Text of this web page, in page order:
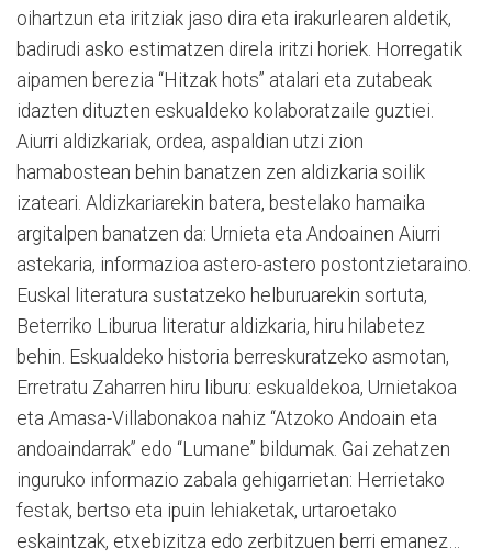
oihartzun eta iritziak jaso dira eta irakurlearen aldetik,
badirudi asko estimatzen direla iritzi horiek. Horregatik
aipamen berezia “Hitzak hots” atalari eta zutabeak
idazten dituzten eskualdeko kolaboratzaile guztiei.
Aiurri aldizkariak, ordea, aspaldian utzi zion
hamabostean behin banatzen zen aldizkaria soilik
izateari. Aldizkariarekin batera, bestelako hamaika
argitalpen banatzen da: Urnieta eta Andoainen Aiurri
astekaria, informazioa astero-astero postontzietaraino.
Euskal literatura sustatzeko helburuarekin sortuta,
Beterriko Liburua literatur aldizkaria, hiru hilabetez
behin. Eskualdeko historia berreskuratzeko asmotan,
Erretratu Zaharren hiru liburu: eskualdekoa, Urnietakoa
eta Amasa-Villabonakoa nahiz “Atzoko Andoain eta
andoaindarrak” edo “Lumane” bildumak. Gai zehatzen
inguruko informazio zabala gehigarrietan: Herrietako
festak, bertso eta ipuin lehiaketak, urtaroetako
eskaintzak, etxebizitza edo zerbitzuen berri emanez…